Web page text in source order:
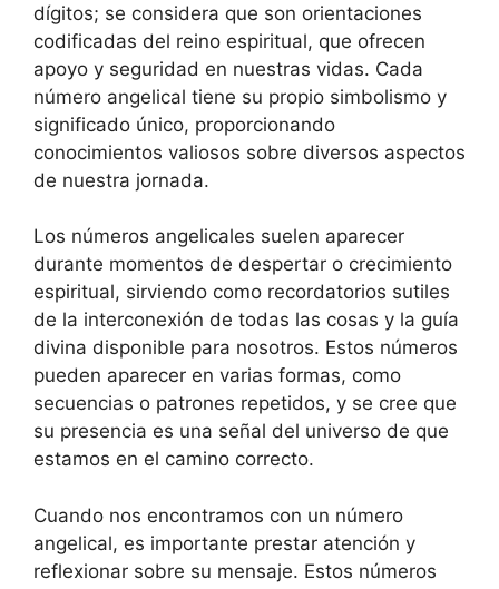
dígitos; se considera que son orientaciones
codificadas del reino espiritual, que ofrecen
apoyo y seguridad en nuestras vidas. Cada
número angelical tiene su propio simbolismo y
significado único, proporcionando
conocimientos valiosos sobre diversos aspectos
de nuestra jornada.
Los números angelicales suelen aparecer
durante momentos de despertar o crecimiento
espiritual, sirviendo como recordatorios sutiles
de la interconexión de todas las cosas y la guía
divina disponible para nosotros. Estos números
pueden aparecer en varias formas, como
secuencias o patrones repetidos, y se cree que
su presencia es una señal del universo de que
estamos en el camino correcto.
Cuando nos encontramos con un número
angelical, es importante prestar atención y
reflexionar sobre su mensaje. Estos números